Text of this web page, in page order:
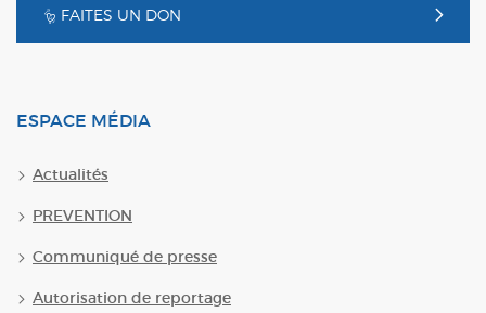
FAITES UN DON
ESPACE MÉDIA
Actualités
PREVENTION
Communiqué de presse
Autorisation de reportage